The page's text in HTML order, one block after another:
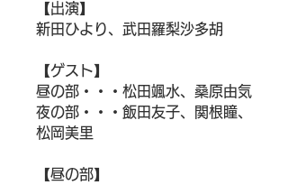
【出演】
新田ひより、武田羅梨沙多胡
【ゲスト】
昼の部・・・松田颯水、桑原由気
夜の部・・・飯田友子、関根瞳、
松岡美里
【昼の部】